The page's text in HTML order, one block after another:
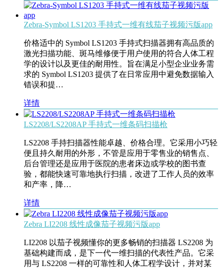
Zebra-Symbol LS1203 手持式一维有线茄子视频污版app
价格适中的 Symbol LS1203 手持式扫描器拥有高品质的
激光扫描功能、斑马维修便于用户使用的符合人体工程
学的设计以及更佳的耐用性。旨在满足小型企业业务需
求的 Symbol LS1203 提供了在日常应用中避免数据输入
错误和提…
详情
LS2208/LS2208AP 手持式一维条码扫描枪
LS2208 手持扫描器性能卓越、价格合理。它采用小巧轻
便且持久耐用的外形，不管是应用于零售业的销售点、
后台管理还是应用于医院的患者床边或学校的图书查
验，都能快速可靠地执行扫描，改进了工作人员的效率
和产率，降…
详情
Zebra LI2208 线性成像茄子视频污版app
LI2208 以茄子视频懂你的更多畅销的扫描器 LS2208 为
基础构建而成，是下一代一维扫描的代表性产品。它采
用与 LS2208 一样的可靠性和人体工程学设计，并对某